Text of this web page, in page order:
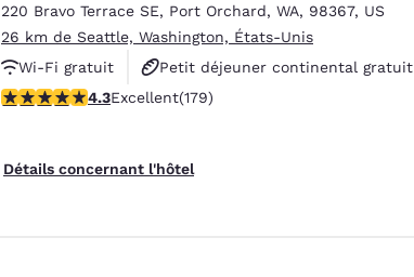
220 Bravo Terrace SE, Port Orchard, WA, 98367, US
26 km de Seattle, Washington, États-Unis
Wi-Fi gratuit
Petit déjeuner continental gratuit
Petit déjeuner chaud offert
4.27 étoiles. Excellent. 179 commentaires
4.3Excellent(179)
Détails concernant l'hôtel